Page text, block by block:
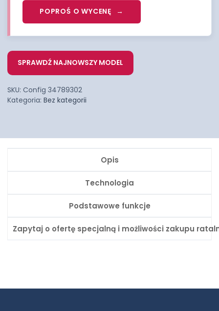
POPROŚ O WYCENĘ
SPRAWDŹ NAJNOWSZY MODEL
SKU: Config 34789302
Kategoria: Bez kategorii
Opis
Technologia
Podstawowe funkcje
Zapytaj o ofertę specjalną i możliwości zakupu